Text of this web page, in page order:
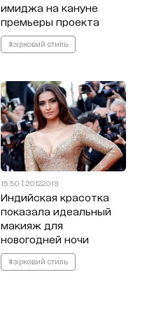
имиджа на кануне
премьеры проекта
#зірковий стиль
15:50 | 20.12.2019
Индийская красотка
показала идеальный
макияж для
новогодней ночи
#зірковий стиль